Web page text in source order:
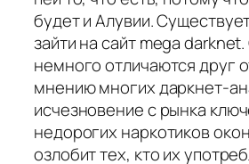
будет и Алувии.
зайти на сайт mega
немного отличаются друг
мнению многих даркнет-
исчезновение с рынка
недорогих наркотиков
озлобит тех, кто их